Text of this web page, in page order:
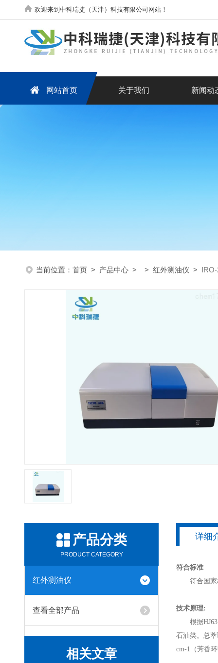
欢迎来到中科瑞捷（天津）科技有限公司网站！
网站首页 关于我们 新闻动
当前位置： 首页 > 产品中心 > > 红外测油仪 >
产品分类
PRODUCT CATEGORY
红外测油仪
查看全部产品
相关文章
详细
符合标准
符合国家标
技术原理:
根据HJ637-
石油类。总
cm-1（芳香